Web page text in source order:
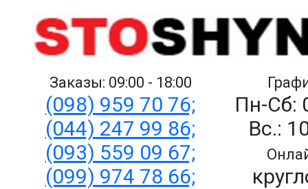
Заказы: 09:00 - 18:00
(098) 959 70 76;
(044) 247 99 86;
(093) 559 09 67;
(099) 974 78 66;
Пн-Сб:
Вс.: